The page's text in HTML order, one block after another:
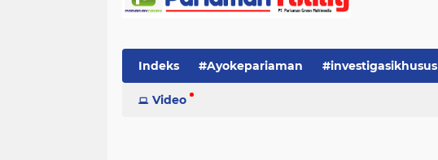
Indeks #Ayokepariaman #investigasikhusus
Video